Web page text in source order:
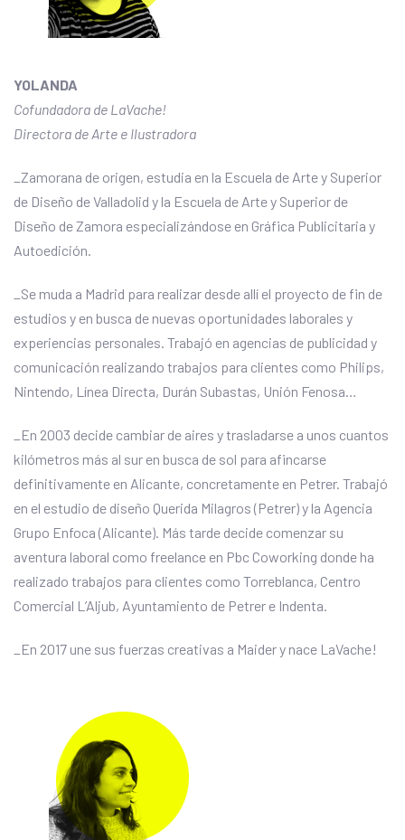
YOLANDA
Cofundadora de LaVache!
Directora de Arte e Ilustradora
_Zamorana de origen, estudia en la Escuela de Arte y Superior
de Diseño de Valladolid y la Escuela de Arte y Superior de
Diseño de Zamora especializándose en Gráfica Publicitaria y
Autoedición.
_Se muda a Madrid para realizar desde allí el proyecto de fin de
estudios y en busca de nuevas oportunidades laborales y
experiencias personales. Trabajó en agencias de publicidad y
comunicación realizando trabajos para clientes como Philips,
Nintendo, Línea Directa, Durán Subastas, Unión Fenosa…
_En 2003 decide cambiar de aires y trasladarse a unos cuantos
kilómetros más al sur en busca de sol para afincarse
definitivamente en Alicante, concretamente en Petrer. Trabajó
en el estudio de diseño Querida Milagros (Petrer) y la Agencia
Grupo Enfoca (Alicante). Más tarde decide comenzar su
aventura laboral como freelance en Pbc Coworking donde ha
realizado trabajos para clientes como Torreblanca, Centro
Comercial L’Aljub, Ayuntamiento de Petrer e Indenta.
_En 2017 une sus fuerzas creativas a Maider y nace LaVache!